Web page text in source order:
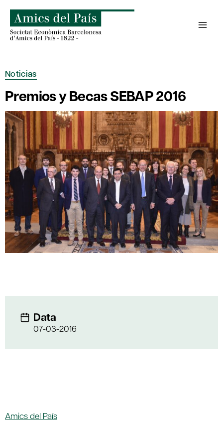
contenido
Noticias
Premios y Becas SEBAP 2016
Data
07-03-2016
Amics del País